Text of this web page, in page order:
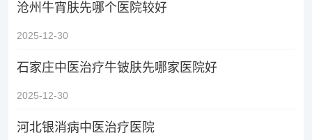
沧州牛宵肤先哪个医院较好
2025-12-30
石家庄中医治疗牛铍肤先哪家医院好
2025-12-30
河北银消病中医治疗医院